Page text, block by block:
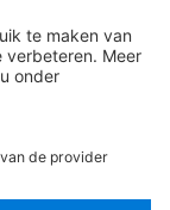
ID-Nr.: 177.987